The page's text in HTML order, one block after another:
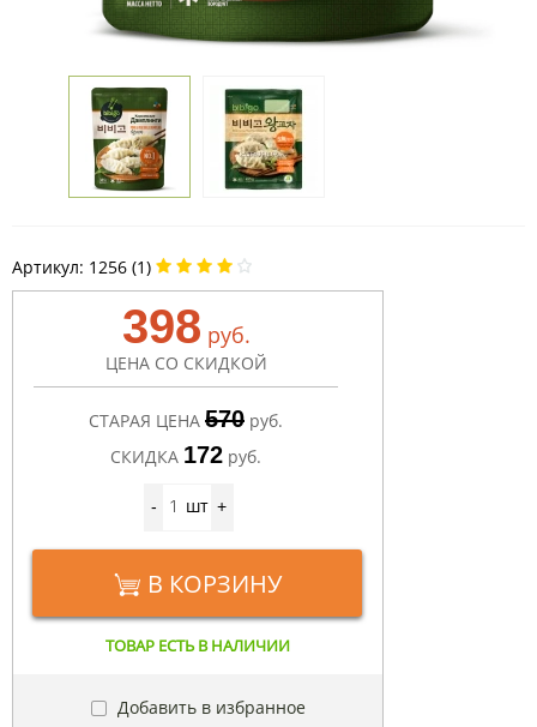
Артикул: 1256 (1)
398 руб.
ЦЕНА СО СКИДКОЙ
СТАРАЯ ЦЕНА 570 руб.
СКИДКА 172 руб.
- шт +
В КОРЗИНУ
ТОВАР ЕСТЬ В НАЛИЧИИ
Добавить в избранное